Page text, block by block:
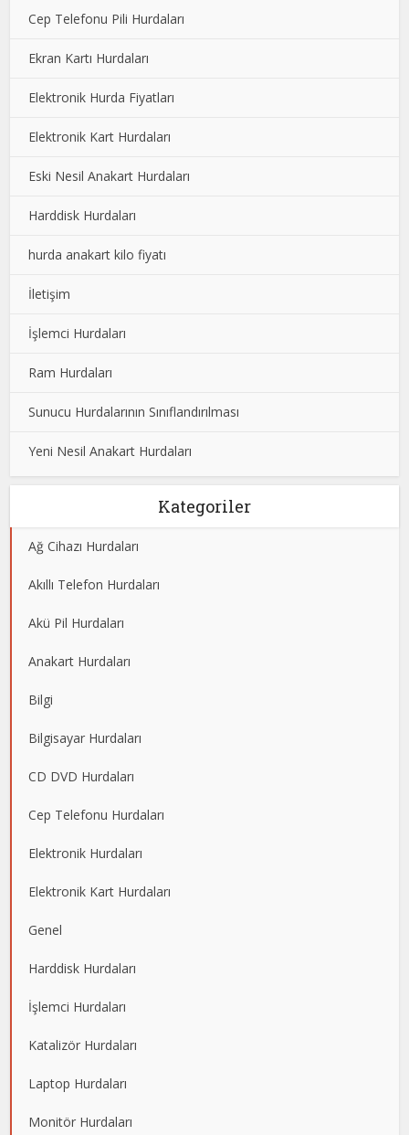
Cep Telefonu Pili Hurdaları
Ekran Kartı Hurdaları
Elektronik Hurda Fiyatları
Elektronik Kart Hurdaları
Eski Nesil Anakart Hurdaları
Harddisk Hurdaları
hurda anakart kilo fiyatı
İletişim
İşlemci Hurdaları
Ram Hurdaları
Sunucu Hurdalarının Sınıflandırılması
Yeni Nesil Anakart Hurdaları
Kategoriler
Ağ Cihazı Hurdaları
Akıllı Telefon Hurdaları
Akü Pil Hurdaları
Anakart Hurdaları
Bilgi
Bilgisayar Hurdaları
CD DVD Hurdaları
Cep Telefonu Hurdaları
Elektronik Hurdaları
Elektronik Kart Hurdaları
Genel
Harddisk Hurdaları
İşlemci Hurdaları
Katalizör Hurdaları
Laptop Hurdaları
Monitör Hurdaları